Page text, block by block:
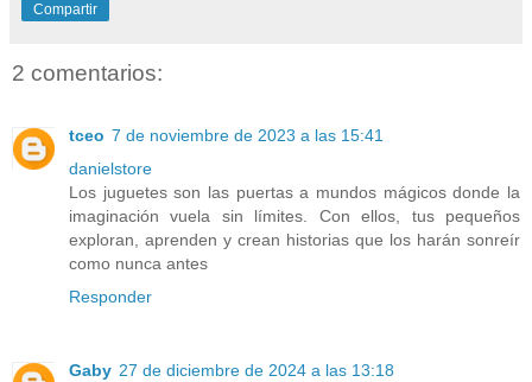
Compartir
2 comentarios:
tceo 7 de noviembre de 2023 a las 15:41
danielstore
Los juguetes son las puertas a mundos mágicos donde la
imaginación vuela sin límites. Con ellos, tus pequeños
exploran, aprenden y crean historias que los harán sonreír
como nunca antes
Responder
Gaby 27 de diciembre de 2024 a las 13:18